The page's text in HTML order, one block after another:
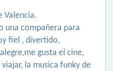
Valencia.
una compañera para
fiel , divertido,
gusta el cine,
la musica funky de